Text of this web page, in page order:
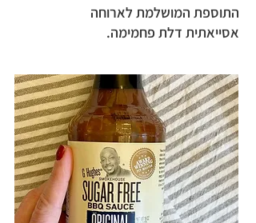
התוספת המושלמת לארוחה
אסייאתית דלת פחמימה.